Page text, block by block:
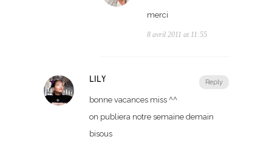
merci
8 avril 2011 at 11:55
Reply
LILY
bonne vacances miss ^^
on publiera notre semaine demain
bisous